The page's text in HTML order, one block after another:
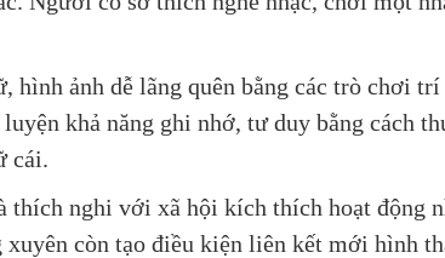
hình ảnh dễ lãng quên bằng các trò chơi
khả năng ghi nhớ, tư duy bằng cách
cái.
thích nghi với xã hội kích thích hoạt động
còn tạo điều kiện liên kết mới hình